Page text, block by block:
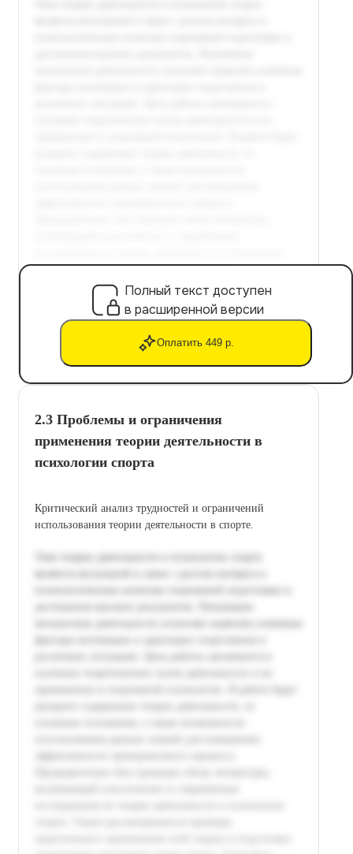
Полный текст доступен
в расширенной версии
Оплатить 449 р.
2.3 Проблемы и ограничения
применения теории деятельности в
психологии спорта
Критический анализ трудностей и ограничений
использования теории деятельности в спорте.